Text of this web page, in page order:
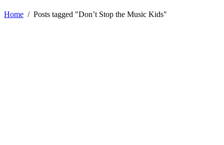
Home / Posts tagged "Don’t Stop the Music Kids"